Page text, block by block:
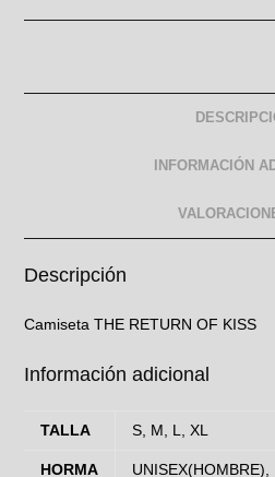
INFORMACIÓN
Descripción
Camiseta THE RETURN OF KISS
Información adicional
TALLA S, M, L, XL
HORMA
UNISEX(HOMBRE),